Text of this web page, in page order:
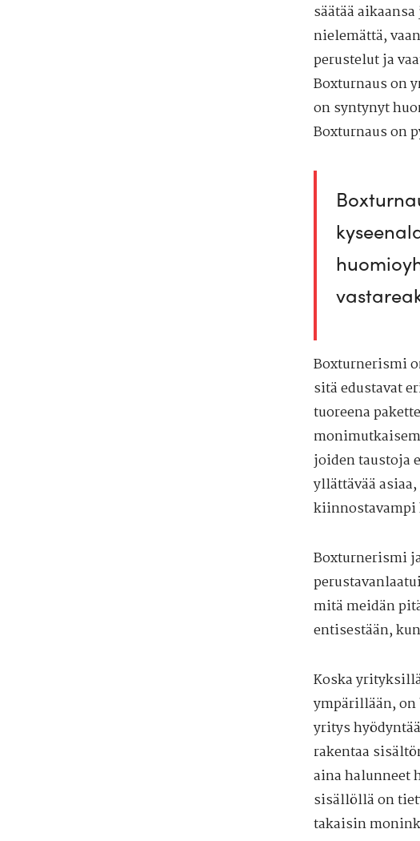
säätää
nielemättä,
perustelut ja
Boxturnaus on
on syntynyt
Boxturnaus on
Boxturnerismi
sitä edustavat
tuoreena
joiden taustoja
yllättävää
Boxturnerismi
mitä meidän
entisestään,
Koska
ympärillään,
yritys
rakentaa
aina halunneet
sisällöllä on
takaisin